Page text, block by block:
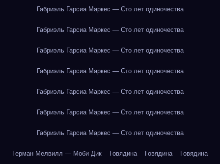
Габриэль Гарсиа Маркес — Сто лет одиночества
Габриэль Гарсиа Маркес — Сто лет одиночества
Габриэль Гарсиа Маркес — Сто лет одиночества
Габриэль Гарсиа Маркес — Сто лет одиночества
Габриэль Гарсиа Маркес — Сто лет одиночества
Габриэль Гарсиа Маркес — Сто лет одиночества
Габриэль Гарсиа Маркес — Сто лет одиночества
Герман Мелвилл — Моби Дик Говядина Говядина Говядина